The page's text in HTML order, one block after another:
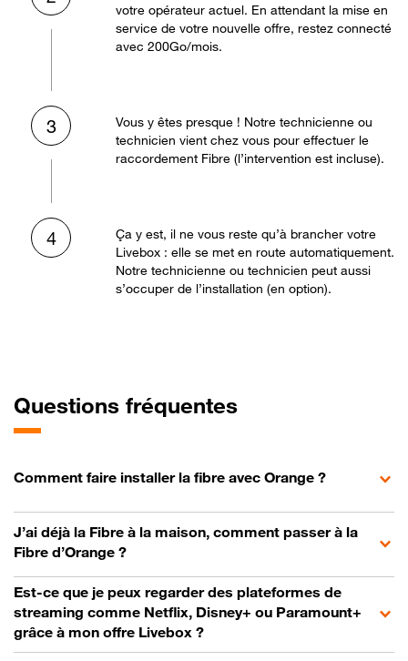
votre opérateur actuel. En attendant la mise en
service de votre nouvelle offre, restez connecté
avec 200Go/mois.
3
Vous y êtes presque ! Notre technicienne ou
technicien vient chez vous pour effectuer le
raccordement Fibre (l’intervention est incluse).
4
Ça y est, il ne vous reste qu’à brancher votre
Livebox : elle se met en route automatiquement.
Notre technicienne ou technicien peut aussi
s’occuper de l’installation (en option).
Questions fréquentes
Comment faire installer la fibre avec Orange ?
J’ai déjà la Fibre à la maison, comment passer à la
Fibre d’Orange ?
Est-ce que je peux regarder des plateformes de
streaming comme Netflix, Disney+ ou Paramount+
grâce à mon offre Livebox ?